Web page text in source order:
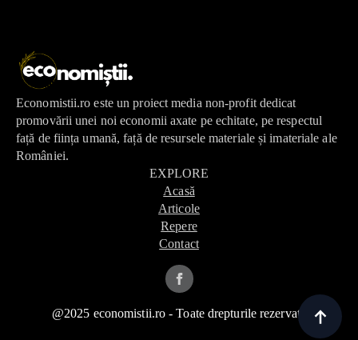
Economistii.ro este un proiect media non-profit dedicat
promovării unei noi economii axate pe echitate, pe respectul
față de ființa umană, față de resursele materiale și imateriale ale
României.
EXPLORE
Acasă
Articole
Repere
Contact
@2025 economistii.ro - Toate drepturile rezervate